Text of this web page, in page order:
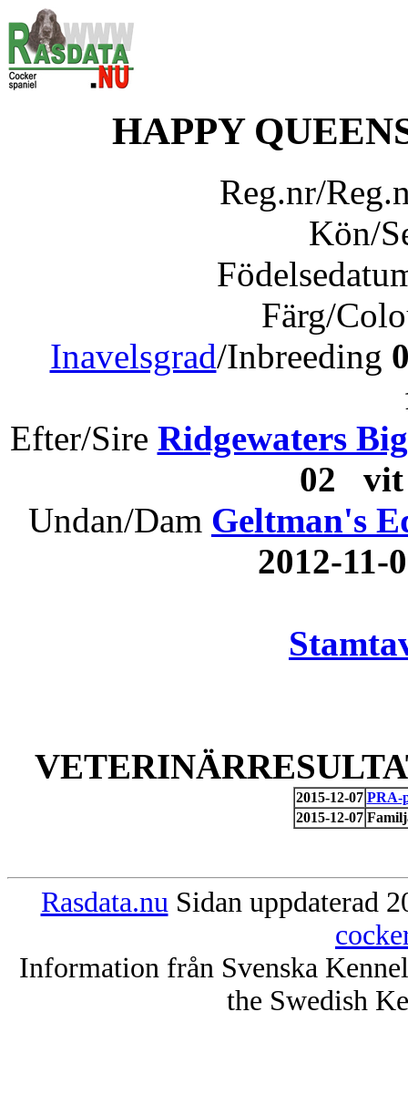
HAPPY
Reg.nr/
Kön/
Färg/
Inavelsgrad/Inbreeding
Efter/Sire Ridgewaters
02
Undan/Dam Geltman's
2012-
2015-12-07 PRA-
2015-12-07
Rasdata.nu Sidan uppdaterad
Information från Svenska
the Swedish